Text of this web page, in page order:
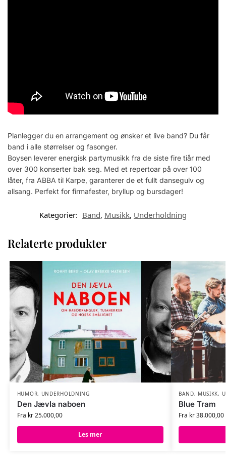
Planlegger du en arrangement og ønsker et live band? Du får
band i alle størrelser og fasonger.
Boysen leverer energisk partymusikk fra de siste fire tiår med
over 300 konserter bak seg. Med et repertoar på over 100
låter, fra ABBA til Karpe, garanterer de et fullt dansegulv og
allsang. Perfekt for firmafester, bryllup og bursdager!
Kategorier: Band, Musikk, Underholdning
Relaterte produkter
HUMOR, UNDERHOLDNING
Den Jævla naboen
Fra kr25.000,00
Les mer
BAND, MUSIKK,
Blue Tram
Fra kr38.000,00